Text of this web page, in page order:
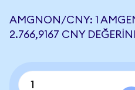
AMGNON/CNY: 1
2.766,9167 CNY